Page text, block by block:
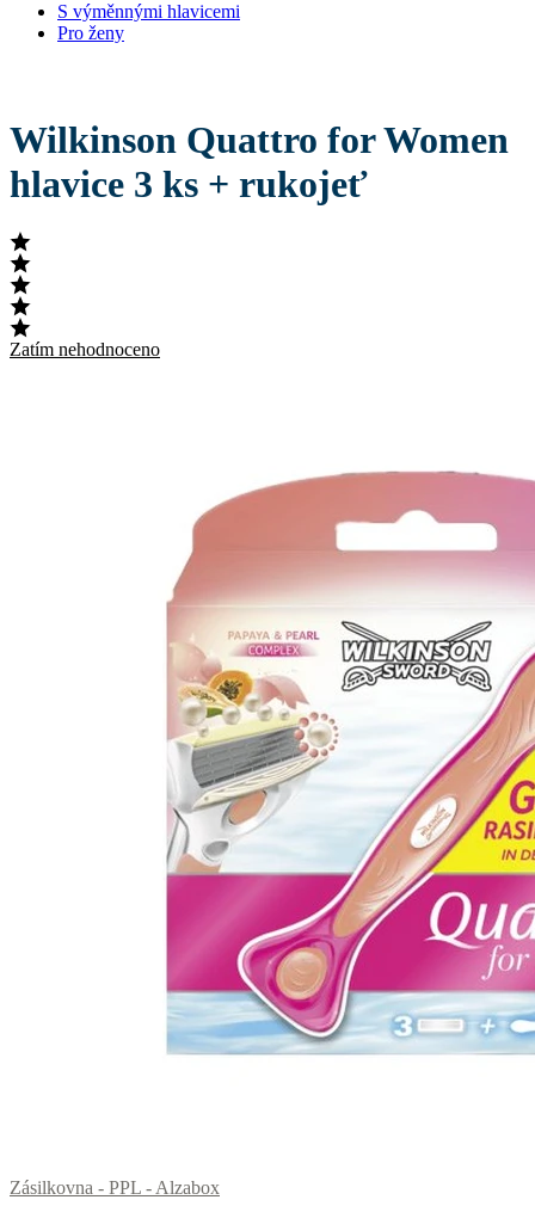
S výměnnými hlavicemi
Pro ženy
Wilkinson Quattro for Women
hlavice 3 ks + rukojeť
Zatím nehodnoceno
Zásilkovna - PPL - Alzabox